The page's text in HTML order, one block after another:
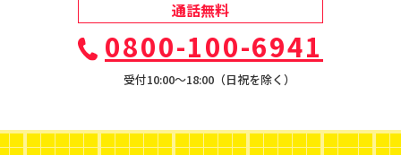
通話無料
0800-100-6941
受付10:00〜18:00（日祝を除く）